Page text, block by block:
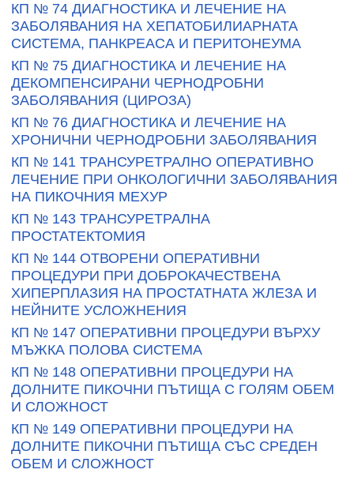
КП № 74 ДИАГНОСТИКА И ЛЕЧЕНИЕ НА
ЗАБОЛЯВАНИЯ НА ХЕПАТОБИЛИАРНАТА
СИСТЕМА, ПАНКРЕАСА И ПЕРИТОНЕУМА
КП № 75 ДИАГНОСТИКА И ЛЕЧЕНИЕ НА
ДЕКОМПЕНСИРАНИ ЧЕРНОДРОБНИ
ЗАБОЛЯВАНИЯ (ЦИРОЗА)
КП № 76 ДИАГНОСТИКА И ЛЕЧЕНИЕ НА
ХРОНИЧНИ ЧЕРНОДРОБНИ ЗАБОЛЯВАНИЯ
КП № 141 ТРАНСУРЕТРАЛНО ОПЕРАТИВНО
ЛЕЧЕНИЕ ПРИ ОНКОЛОГИЧНИ ЗАБОЛЯВАНИЯ
НА ПИКОЧНИЯ МЕХУР
КП № 143 ТРАНСУРЕТРАЛНА
ПРОСТАТЕКТОМИЯ
КП № 144 ОТВОРЕНИ ОПЕРАТИВНИ
ПРОЦЕДУРИ ПРИ ДОБРОКАЧЕСТВЕНА
ХИПЕРПЛАЗИЯ НА ПРОСТАТНАТА ЖЛЕЗА И
НЕЙНИТЕ УСЛОЖНЕНИЯ
КП № 147 ОПЕРАТИВНИ ПРОЦЕДУРИ ВЪРХУ
МЪЖКА ПОЛОВА СИСТЕМА
КП № 148 ОПЕРАТИВНИ ПРОЦЕДУРИ НА
ДОЛНИТЕ ПИКОЧНИ ПЪТИЩА С ГОЛЯМ ОБЕМ
И СЛОЖНОСТ
КП № 149 ОПЕРАТИВНИ ПРОЦЕДУРИ НА
ДОЛНИТЕ ПИКОЧНИ ПЪТИЩА СЪС СРЕДЕН
ОБЕМ И СЛОЖНОСТ